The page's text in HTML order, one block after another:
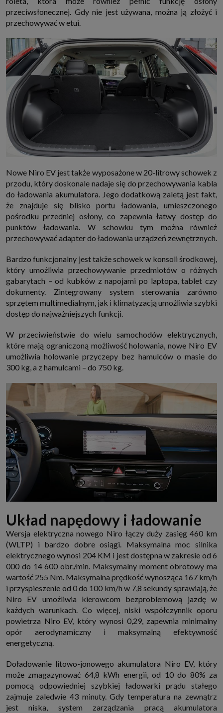
przeciwsłonecznej. Gdy nie jest używana, można ją złożyć i
przechowywać w etui.
Nowe Niro EV jest także wyposażone w 20-litrowy schowek z
przodu, który doskonale nadaje się do przechowywania kabla
do ładowania akumulatora. Jego dodatkową zaletą jest fakt,
że znajduje się blisko portu ładowania, umieszczonego
pośrodku przedniej osłony, co zapewnia łatwy dostęp do
punktów ładowania. W schowku tym można również
przechowywać adapter do ładowania urządzeń zewnętrznych.
Bardzo funkcjonalny jest także schowek w konsoli środkowej,
który umożliwia przechowywanie przedmiotów o różnych
gabarytach – od kubków z napojami po laptopa, tablet czy
dokumenty. Zintegrowany system sterowania zarówno
sprzętem multimedialnym, jak i klimatyzacją umożliwia szybki
dostęp do najważniejszych funkcji.
W przeciwieństwie do wielu samochodów elektrycznych,
które mają ograniczoną możliwość holowania, nowe Niro EV
umożliwia holowanie przyczepy bez hamulców o masie do
300 kg, a z hamulcami – do 750 kg.
Układ napędowy i ładowanie
Wersja elektryczna nowego Niro łączy duży zasięg 460 km
(WLTP) i bardzo dobre osiągi. Maksymalna moc silnika
elektrycznego wynosi 204 KM i jest dostępna w zakresie od 6
000 do 14 600 obr./min. Maksymalny moment obrotowy ma
wartość 255 Nm. Maksymalna prędkość wynosząca 167 km/h
i przyspieszenie od 0 do 100 km/h w 7,8 sekundy sprawiają, że
Niro EV umożliwia kierowcom bezproblemową jazdę w
każdych warunkach. Co więcej, niski współczynnik oporu
powietrza Niro EV, który wynosi 0,29, zapewnia minimalny
opór aerodynamiczny i maksymalną efektywność
energetyczną.
Doładowanie litowo-jonowego akumulatora Niro EV, który
może zmagazynować 64,8 kWh energii, od 10 do 80% za
pomocą odpowiedniej szybkiej ładowarki prądu stałego
zajmuje zaledwie 43 minuty. Gdy temperatura na zewnątrz
jest niska, system zarządzania pracą akumulatora